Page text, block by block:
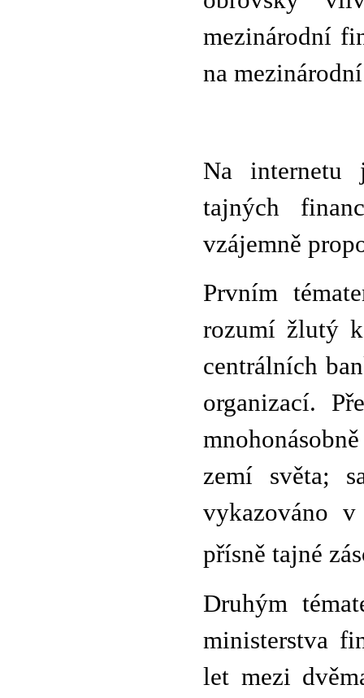
mezinárodní
na
Na internetu
tajných
vzájemně
Prvním
rozumí žlutý
centrálních
organizací.
zemí světa;
vykazováno
přísně tajné
Druhým
ministerstva
let mezi